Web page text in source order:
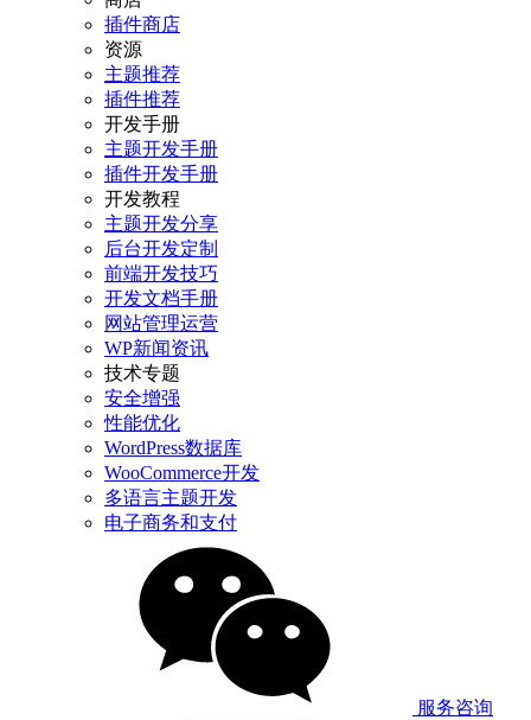
插件商店
资源
主题推荐
插件推荐
开发手册
主题开发手册
插件开发手册
开发教程
主题开发分享
后台开发定制
前端开发技巧
开发文档手册
网站管理运营
WP新闻资讯
技术专题
安全增强
性能优化
WordPress数据库
WooCommerce开发
多语言主题开发
电子商务和支付
服务咨询